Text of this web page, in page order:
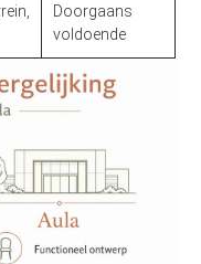
Doorgaans
voldoende